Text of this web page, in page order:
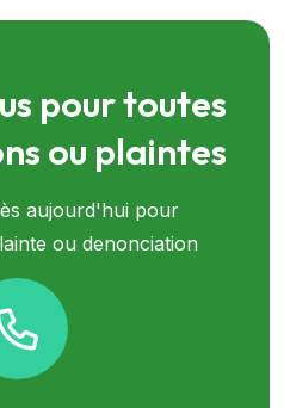
pour toutes
ou plaintes
aujourd'hui pour
ou denonciation